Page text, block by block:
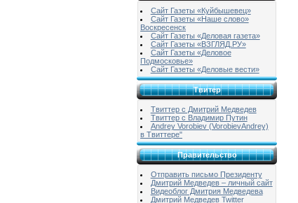
Сайт Газеты «Куйбышевец»
Сайт Газеты «Наше слово»
Воскресенск
Сайт Газеты «Деловая газета»
Сайт Газеты «ВЗГЛЯД.РУ»
Сайт Газеты «Деловое
Подмосковье»
Сайт Газеты «Деловые вести»
Твитер
Твиттер с Дмитрий Медведев
Твиттер с Владимир Путин
Andrey Vorobiev (VorobievAndrey)
в Твиттере"
Правительство
Отправить письмо Президенту
Дмитрий Медведев – личный сайт
Видеоблог Дмитрия Медведева
Дмитрий Медведев Twitter